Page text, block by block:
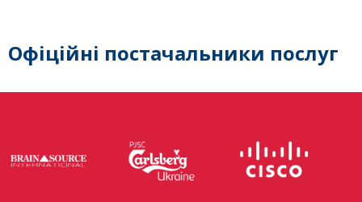
Офіційні постачальники послуг